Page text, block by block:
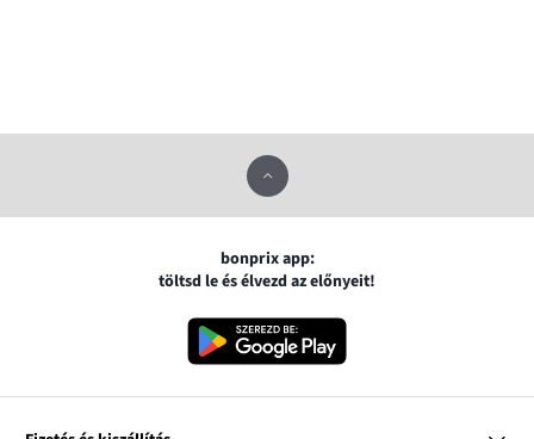
bonprix app:
töltsd le és élvezd az előnyeit!